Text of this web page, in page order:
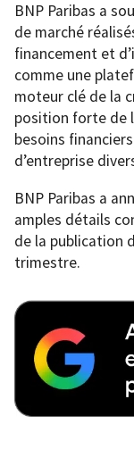
BNP Paribas a
de marché
financement et
comme une
moteur clé de la
position forte de
besoins
d’entreprise
BNP Paribas a
amples détails
de la publication
trimestre.